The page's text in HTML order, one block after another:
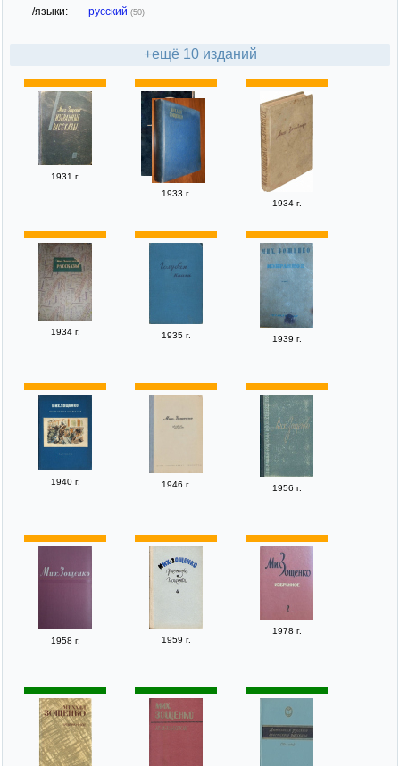
/языки: русский (50)
+ещё 10 изданий
1931 г.
1933 г.
1934 г.
1934 г. 1935 г. 1939 г.
1940 г. 1946 г. 1956 г.
1958 г. 1959 г.
1978 г.